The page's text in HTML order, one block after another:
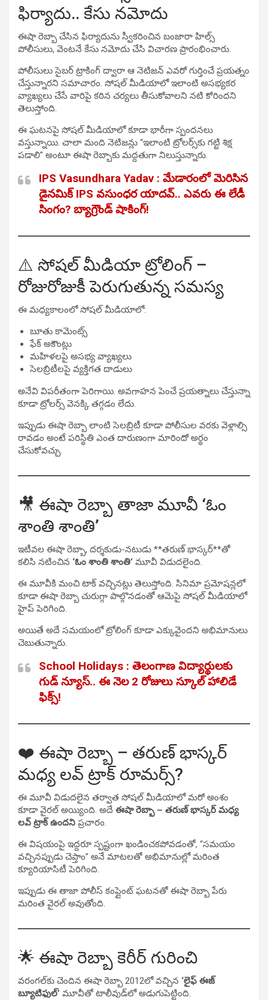
ఫిర్యాదు.. కేసు నమోదు
ఈషా రెబ్బా చేసిన ఫిర్యాదును స్వీకరించిన బంజారా హిల్స్
పోలీసులు, వెంటనే కేసు నమోదు చేసి విచారణ ప్రారంభించారు.
పోలీసులు సైబర్ ట్రాకింగ్ ద్వారా ఆ నెటిజన్ ఎవరో గుర్తించే ప్రయత్నం
చేస్తున్నారని సమాచారం. సోషల్ మీడియాలో ఇలాంటి అసభ్యకర
వ్యాఖ్యలు చేసే వారిపై కఠిన చర్యలు తీసుకోవాలని నటి కోరిందని
తెలుస్తోంది.
ఈ ఘటనపై సోషల్ మీడియాలో కూడా భారీగా స్పందనలు
వస్తున్నాయి. చాలా మంది నెటిజన్లు “ఇలాంటి ట్రోలర్స్‌కు గట్టి శిక్ష
పడాలి” అంటూ ఈషా రెబ్బాకు మద్దతుగా నిలుస్తున్నారు.
IPS Vasundhara Yadav : మేడారంలో మెరిసిన
డైనమిక్ IPS వసుంధర యాదవ్.. ఎవరు ఈ లేడీ
సింగం? బ్యాగ్రౌండ్ షాకింగ్!
⚠️ సోషల్ మీడియా ట్రోలింగ్ –
రోజురోజుకీ పెరుగుతున్న సమస్య
ఈ మధ్యకాలంలో సోషల్ మీడియాలో:
బూతు కామెంట్స్
ఫేక్ అకౌంట్లు
మహిళలపై అసభ్య వ్యాఖ్యలు
సెలబ్రిటీలపై వ్యక్తిగత దాడులు
అనేవి విపరీతంగా పెరిగాయి. అవగాహన పెంచే ప్రయత్నాలు చేస్తున్నా
కూడా ట్రోలర్స్ వెనక్కి తగ్గడం లేదు.
ఇప్పుడు ఈషా రెబ్బా లాంటి సెలబ్రిటీ కూడా పోలీసుల వరకు వెళ్లాల్సి
రావడం అంటే పరిస్థితి ఎంత దారుణంగా మారిందో అర్థం
చేసుకోవచ్చు.
🎥 ఈషా రెబ్బా తాజా మూవీ ‘ఓం
శాంతి శాంతి’
ఇటీవల ఈషా రెబ్బా, దర్శకుడు-నటుడు **తరుణ్ భాస్కర్**తో
కలిసి నటించిన ‘ఓం శాంతి శాంతి’ మూవీ విడుదలైంది.
ఈ మూవీకి మంచి టాక్ వచ్చినట్లు తెలుస్తోంది. సినిమా ప్రమోషన్లలో
కూడా ఈషా రెబ్బా చురుగ్గా పాల్గొనడంతో ఆమెపై సోషల్ మీడియాలో
హైప్ పెరిగింది.
అయితే అదే సమయంలో ట్రోలింగ్ కూడా ఎక్కువైందని అభిమానులు
చెబుతున్నారు.
School Holidays : తెలంగాణ విద్యార్థులకు
గుడ్ న్యూస్.. ఈ నెల 2 రోజులు స్కూల్ హాలిడే
ఫిక్స్!
❤️ ఈషా రెబ్బా – తరుణ్ భాస్కర్
మధ్య లవ్ ట్రాక్ రూమర్స్?
ఈ మూవీ విడుదలైన తర్వాత సోషల్ మీడియాలో మరో అంశం
కూడా వైరల్ అయ్యింది. అదే ఈషా రెబ్బా – తరుణ్ భాస్కర్ మధ్య
లవ్ ట్రాక్ ఉందని ప్రచారం.
ఈ విషయంపై ఇద్దరూ స్పష్టంగా ఖండించకపోవడంతో, “సమయం
వచ్చినప్పుడు చెప్తాం” అనే మాటలతో అభిమానుల్లో మరింత
క్యూరియాసిటీ పెరిగింది.
ఇప్పుడు ఈ తాజా పోలీస్ కంప్లైంట్ ఘటనతో ఈషా రెబ్బా పేరు
మరింత వైరల్ అవుతోంది.
🌟 ఈషా రెబ్బా కెరీర్ గురించి
వరంగల్‌కు చెందిన ఈషా రెబ్బా 2012లో వచ్చిన ‘లైఫ్ ఈజ్
బ్యూటిఫుల్’ మూవీతో టాలీవుడ్‌లో అడుగుపెట్టింది.